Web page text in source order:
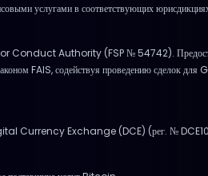
услугами в соответствующих
Authority (FSP № 54742).
FAIS, содействуя проведению сделок
Digital Currency Exchange (DCE) (рег. №